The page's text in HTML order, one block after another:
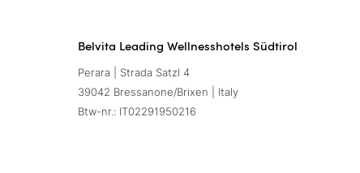
Belvita Leading Wellnesshotels Südtirol
Perara | Strada Satzl 4
39042 Bressanone/Brixen | Italy
Btw-nr.: IT02291950216